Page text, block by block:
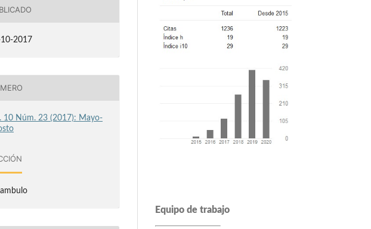
2017
10 Núm. 23 (2017): Mayo-
Equipo de trabajo